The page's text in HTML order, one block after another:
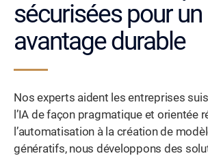
sécurisées pour un
avantage durable
Nos experts aident les entreprises
l’IA de façon pragmatique et orientée
l’automatisation à la création de
génératifs, nous développons des